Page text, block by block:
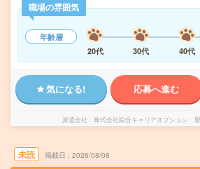
職場の雰囲気
年齢層
20代
30代 40代
気になる! 応募へ進む
派遣会社 株式会社綜合キャリアオプション 製
未読 掲載日 2026/08/08